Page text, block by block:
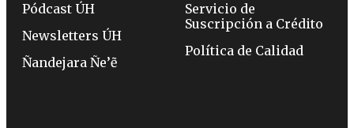
Pódcast ÚH
Newsletters ÚH
Ñandejara Ñe’ẽ
Servicio de
Suscripción a Crédito
Política de Calidad